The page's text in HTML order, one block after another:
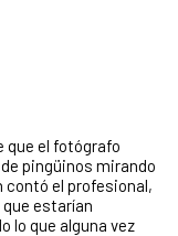
que el fotógrafo
pingüinos mirando
contó el profesional,
estarían
lo que alguna vez